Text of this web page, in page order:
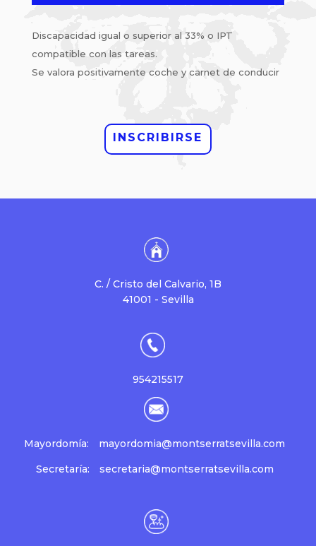
Discapacidad igual o superior al 33% o IPT
compatible con las tareas.
Se valora positivamente coche y carnet de conducir
INSCRIBIRSE
C. / Cristo del Calvario, 1B
41001 - Sevilla
954215517
Mayordomía:
mayordomia@montserratsevilla.com
Secretaría:
secretaria@montserratsevilla.com